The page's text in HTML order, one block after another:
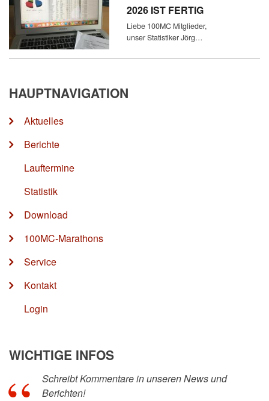
2026 IST FERTIG
Liebe 100MC Mitglieder,
unser Statistiker Jörg…
HAUPTNAVIGATION
Aktuelles
Berichte
Lauftermine
Statistik
Download
100MC-Marathons
Service
Kontakt
Login
WICHTIGE INFOS
Schreibt Kommentare in unseren News und
Berichten!